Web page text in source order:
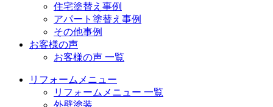
住宅塗替え事例
アパート塗替え事例
その他事例
お客様の声
お客様の声 一覧
リフォームメニュー
リフォームメニュー 一覧
外壁塗装